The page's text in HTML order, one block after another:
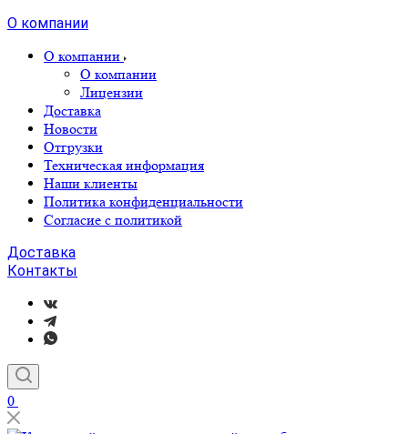
О компании
О компании
О компании
Лицензии
Доставка
Новости
Отгрузки
Техническая информация
Наши клиенты
Политика конфиденциальности
Согласие с политикой
Доставка
Контакты
0